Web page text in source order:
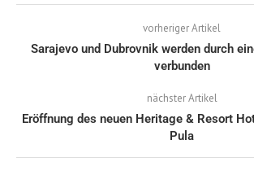
vorheriger Artikel
Sarajevo und Dubrovnik werden durch
verbunden
nächster Artikel
Eröffnung des neuen Heritage & Resort
Pula